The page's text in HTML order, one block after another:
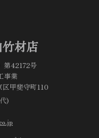
材店
第42172号
事業
甲斐守町110
)